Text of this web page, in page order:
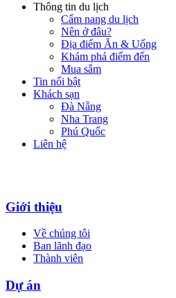
Thông tin du lịch
Cẩm nang du lịch
Nên ở đâu?
Địa điểm Ăn & Uống
Khám phá điểm đến
Mua sắm
Tin nổi bật
Khách sạn
Đà Nẵng
Nha Trang
Phú Quốc
Liên hệ
Giới thiệu
Về chúng tôi
Ban lãnh đạo
Thành viên
Dự án